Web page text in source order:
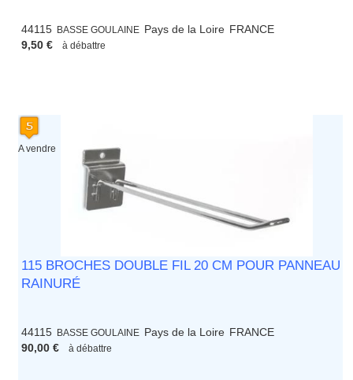
44115 BASSE GOULAINE Pays de la Loire FRANCE
9,50 €
à débattre
A vendre
115 BROCHES DOUBLE FIL 20 CM POUR PANNEAU
RAINURÉ
44115 BASSE GOULAINE Pays de la Loire FRANCE
90,00 €
à débattre